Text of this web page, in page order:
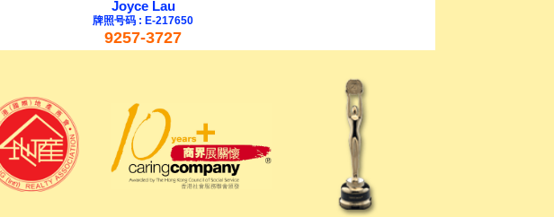
Joyce Lau
牌照号码 : E-217650
9257-3727